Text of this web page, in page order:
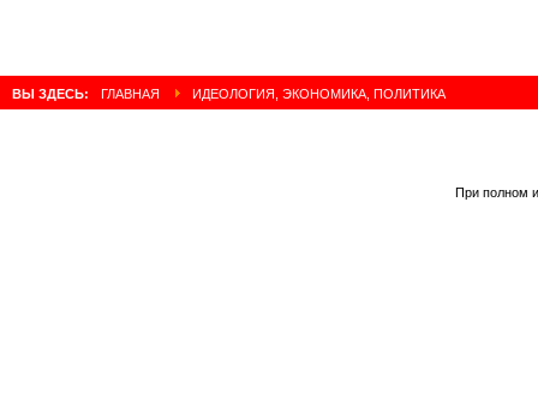
ВЫ ЗДЕСЬ: ГЛАВНАЯ ИДЕОЛОГИЯ, ЭКОНОМИКА, ПОЛИТИКА
При полном